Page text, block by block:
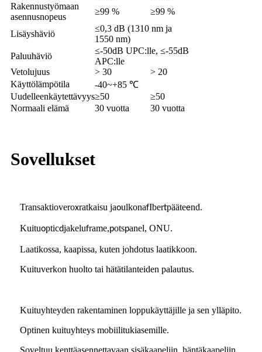
Rakennustyömaan
asennusnopeus
≥99 % ≥99 %
Lisäyshäviö
≤0,3 dB (1310 nm ja
1550 nm)
Paluuhäviö
≤-50dB UPC:lle, ≤-55dB
APC:lle
Vetolujuus
> 30
> 20
Käyttölämpötila
-40~+85 ℃
Uudelleenkäytettävyys≥50
≥50
Normaali elämä
30 vuotta 30 vuotta
Sovellukset
Transaktioveroxratkaisu jaoulkonafIbertpääteend.
Kuituopticdjakeluframe,potspanel, ONU.
Laatikossa, kaapissa, kuten johdotus laatikkoon.
Kuituverkon huolto tai hätätilanteiden palautus.
Kuituyhteyden rakentaminen loppukäyttäjille ja sen ylläpito.
Optinen kuituyhteys mobiilitukiasemille.
Soveltuu kenttäasennettavaan sisäkaapeliin, häntäkaapeliin